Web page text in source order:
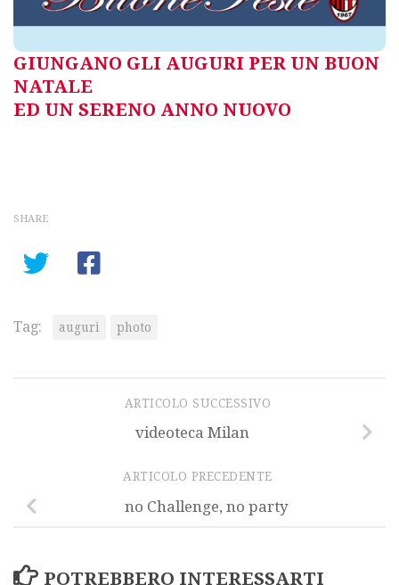
GIUNGANO GLI AUGURI PER UN BUON
NATALE
ED UN SERENO ANNO NUOVO
SHARE
Tag: auguri photo
ARTICOLO SUCCESSIVO
videoteca Milan
ARTICOLO PRECEDENTE
no Challenge, no party
POTREBBERO INTERESSARTI